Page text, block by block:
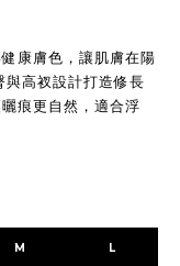
康膚色，讓肌膚在陽
高衩設計打造修長
痕更自然，適合浮
M L